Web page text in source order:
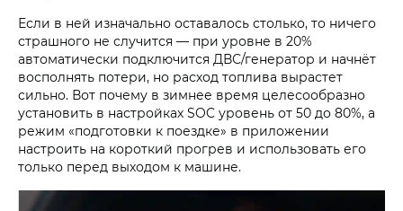
Если в ней изначально оставалось столько, то ничего
страшного не случится — при уровне в 20%
автоматически подключится ДВС/генератор и начнёт
восполнять потери, но расход топлива вырастет
сильно. Вот почему в зимнее время целесообразно
установить в настройках SOC уровень от 50 до 80%, а
режим «подготовки к поездке» в приложении
настроить на короткий прогрев и использовать его
только перед выходом к машине.